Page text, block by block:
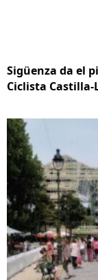
Sigüenza da el
Ciclista Castilla-